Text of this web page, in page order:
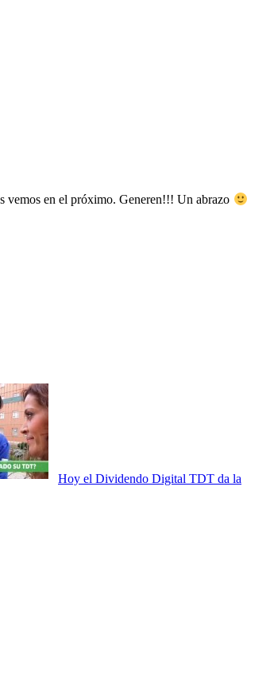
vemos en el próximo. Generen!!! Un abrazo
Hoy el Dividendo Digital TDT da la